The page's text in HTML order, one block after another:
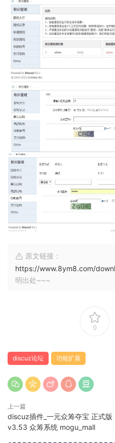
原文链接：
https://www.8ym8.com/
明出处~~~
0
discuz论坛 功能扩展
上一篇
discuz插件_一元众筹夺宝 正式版
v3.53 众筹系统 mogu_mall